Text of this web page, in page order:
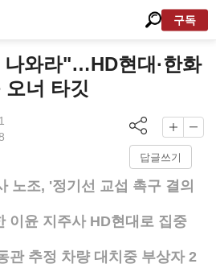
구독
나와라"…HD현대·한화
너 타깃
답글쓰기
노조, '정기선 교섭 촉구 결의
이윤 지주사 HD현대로 집중
관 추정 차량 대치중 부상자 2